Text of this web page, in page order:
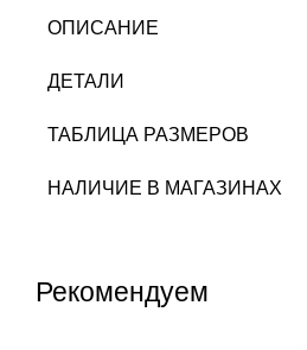
ОПИСАНИЕ
ДЕТАЛИ
ТАБЛИЦА РАЗМЕРОВ
НАЛИЧИЕ В МАГАЗИНАХ
Рекомендуем